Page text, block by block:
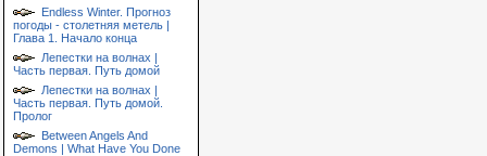
Endless Winter. Прогноз
погоды - столетняя метель |
Глава 1. Начало конца
Лепестки на волнах |
Часть первая. Путь домой
Лепестки на волнах |
Часть первая. Путь домой.
Пролог
Between Angels And
Demons | What Have You Done